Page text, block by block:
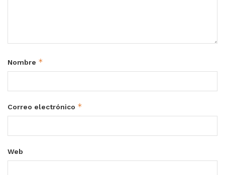
Nombre *
Correo electrónico *
Web